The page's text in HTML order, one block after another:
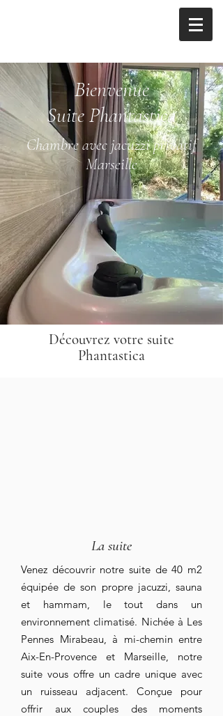
Bienvenue
SuitePhantastica
Chambre avec jacuzzi privatif
Marseille
Découvrez votre suite
Phantastica
La suite
Venez découvrir notre suite de 40 m2
équipée de son propre jacuzzi, sauna
et hammam, le tout dans un
environnement climatisé. Nichée à Les
Pennes Mirabeau, à mi-chemin entre
Aix-En-Provence et Marseille, notre
suite vous offre un cadre unique avec
un ruisseau adjacent. Conçue pour
offrir aux couples des moments